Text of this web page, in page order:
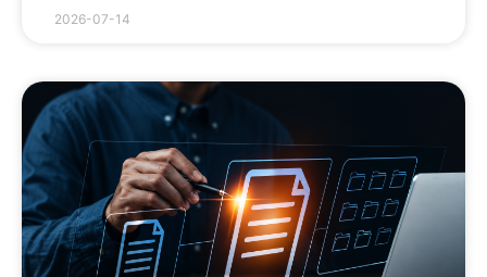
2026-07-14